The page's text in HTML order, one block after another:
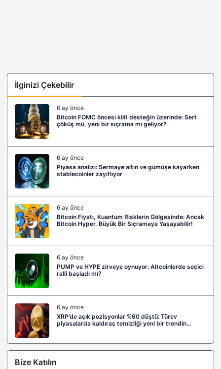
İlginizi Çekebilir
6 ay önce
Bitcoin FOMC öncesi kilit desteğin üzerinde: Sert
çöküş mü, yeni bir sıçrama mı geliyor?
6 ay önce
Piyasa analizi: Sermaye altın ve gümüşe kayarken
stablecoinler zayıflıyor
6 ay önce
Bitcoin Fiyatı, Kuantum Risklerin Gölgesinde: Ancak
Bitcoin Hyper, Büyük Bir Sıçramaya Yaşayabilir!
6 ay önce
PUMP ve HYPE zirveye oynuyor: Altcoinlerde seçici
ralli başladı mı?
6 ay önce
XRP’de açık pozisyonlar %60 düştü: Türev
piyasalarda kaldıraç temizliği yeni bir trendin
Bize Katılın